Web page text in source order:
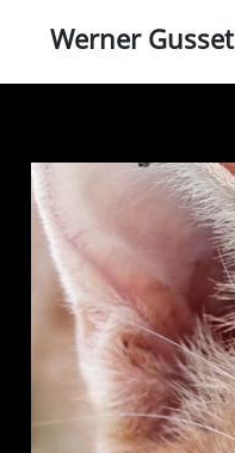
Werner Gusset